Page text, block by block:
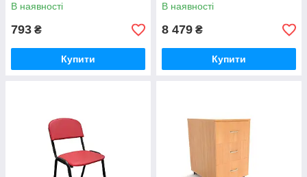
В наявності
793 ₴
Купити
В наявності
8 479 ₴
Купити